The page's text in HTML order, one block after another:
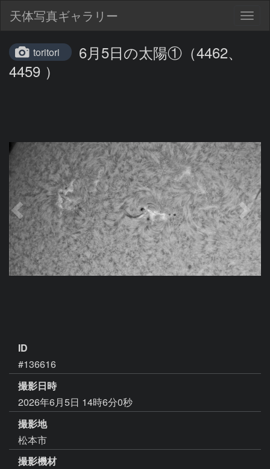
天体写真ギャラリー
toritori
6月5日の太陽①（4462、
4459 ）
ID
#136616
撮影日時
2026年6月5日 14時6分0秒
撮影地
松本市
撮影機材